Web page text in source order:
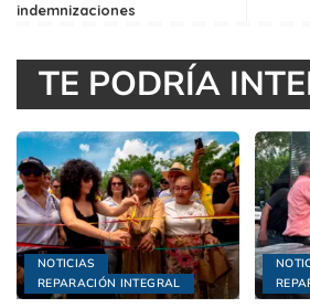
indemnizaciones
TE PODRÍA
NOTICIAS
REPARACIÓN INTEGRAL